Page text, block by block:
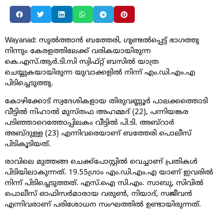
Wayanad: സുൽത്താൻ ബത്തേരി, ഗുണ്ടൽപ്പെട്ട് ഭാഗത്തു
നിന്നും കേരളത്തിലേക്ക് വരികയായിരുന്ന
കെ.എസ്.ആർ.ടി.സി സ്വിഫ്റ്റ് ബസിൽ യാത്ര
ചെയ്യുകയായിരുന്ന യുവാക്കളിൽ നിന്ന് എം.ഡി.എം.എ
പിടിച്ചെടുത്തു.
കോഴിക്കോട് സ്വദേശികളായ തിരുവണ്ണൂർ പാലക്കത്തൊടി
വീട്ടിൽ നിഹാൽ മുസ്തഫ അഹമ്മദ് (22), പന്നിയങ്കര
പടിഞ്ഞാറെത്തോപ്പിലകം വീട്ടിൽ പി.ടി. അബ്റാർ
അബ്ദുള്ള (23) എന്നിവരെയാണ് ബത്തേരി പൊലീസ്
പിടികൂടിയത്.
രാവിലെ മുത്തങ്ങ ചെക്ക്പോസ്റ്റിൽ വെച്ചാണ് പ്രതികൾ
പിടിയിലാകുന്നത്. 19.55ഗ്രാം എം.ഡി.എം.എ യാണ് ഇവരിൽ
നിന്ന് പിടിച്ചെടുത്തത്. എസ്.ഐ സി.എം. സാബു, സിവിൽ
പൊലീസ് ഓഫിസർമാരായ വരുൺ, നിയാദ്, സജീവൻ
എന്നിവരാണ് പരിശോധന സംഘത്തിൽ ഉണ്ടായിരുന്നത്.